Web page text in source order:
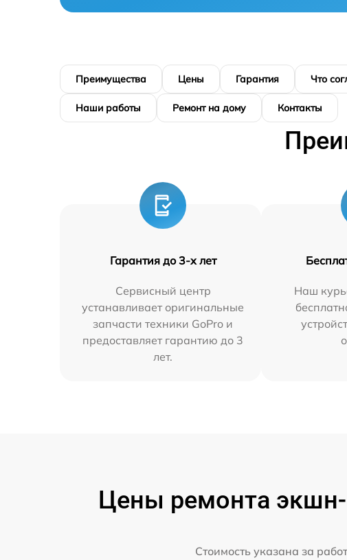
Преимущества Цены Гарантия Что
Наши работы Ремонт на дому Контакты
Гарантия до 3-х лет
Сервисный центр
устанавливает оригинальные
запчасти техники GoPro и
предоставляет гарантию до 3
лет.
Наш
Цены ремонта
Стоимость указана за